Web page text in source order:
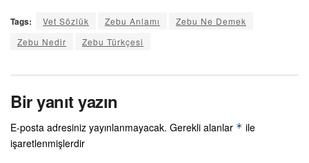
Tags: Vet Sözlük Zebu Anlamı
Zebu Ne Demek
Zebu Nedir
Zebu Türkçesi
Bir yanıt yazın
E-posta adresiniz yayınlanmayacak. Gerekli alanlar * ile
işaretlenmişlerdir